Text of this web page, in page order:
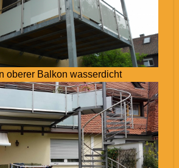
oberer Balkon wasserdicht